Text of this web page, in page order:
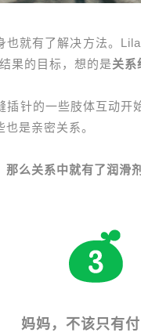
也就有了解决方法。
果的目标，想的是关系
插针的一些肢体互动
是亲密关系。
那么关系中就有了润滑
妈妈，不该只有